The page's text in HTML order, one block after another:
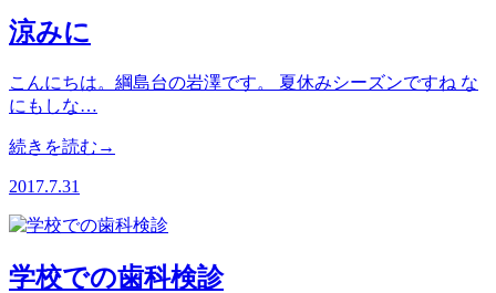
涼みに
こんにちは。綱島台の岩澤です。 夏休みシーズンですね な
にもしな…
続きを読む→
2017.7.31
学校での歯科検診